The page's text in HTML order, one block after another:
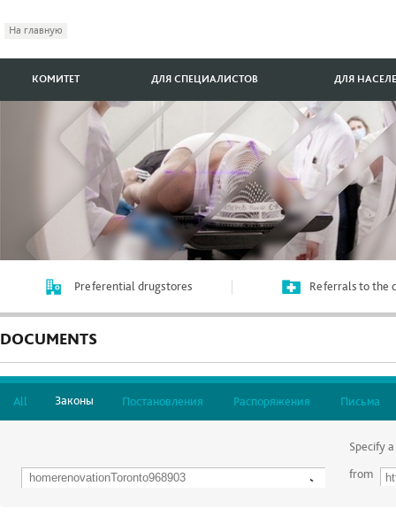
На главную
КОМИТЕТ ДЛЯ СПЕЦИАЛИСТОВ ДЛЯ
Preferential drugstores Referrals to the
DOCUMENTS
All Законы Постановления Распоряжения Письма
Specify
from